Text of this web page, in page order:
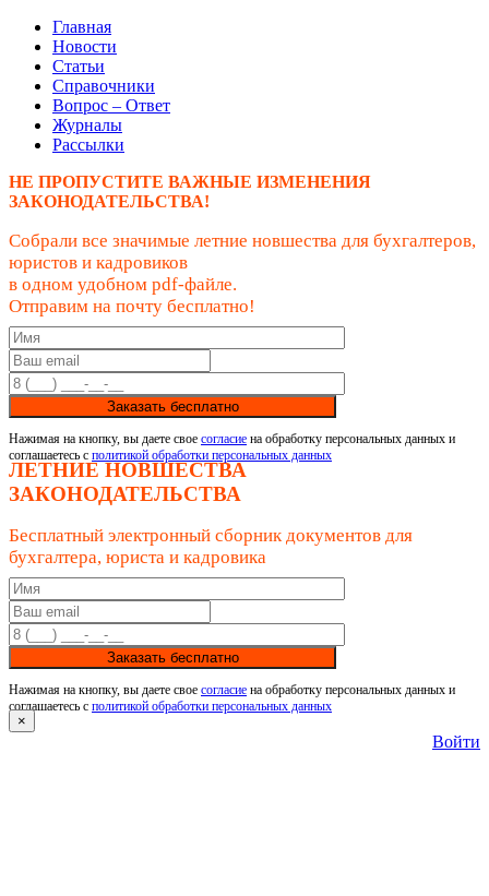
Главная
Новости
Статьи
Справочники
Вопрос – Ответ
Журналы
Рассылки
НЕ ПРОПУСТИТЕ ВАЖНЫЕ ИЗМЕНЕНИЯ
ЗАКОНОДАТЕЛЬСТВА!
Собрали все значимые летние новшества для бухгалтеров,
юристов и кадровиков
в одном удобном pdf-файле.
Отправим на почту бесплатно!
Заказать бесплатно
Нажимая на кнопку, вы даете свое согласие на обработку персональных данных и
соглашаетесь с политикой обработки персональных данных
ЛЕТНИЕ НОВШЕСТВА
ЗАКОНОДАТЕЛЬСТВА
Бесплатный электронный сборник документов для
бухгалтера, юриста и кадровика
Заказать бесплатно
Нажимая на кнопку, вы даете свое согласие на обработку персональных данных и
соглашаетесь с политикой обработки персональных данных
×
Войти